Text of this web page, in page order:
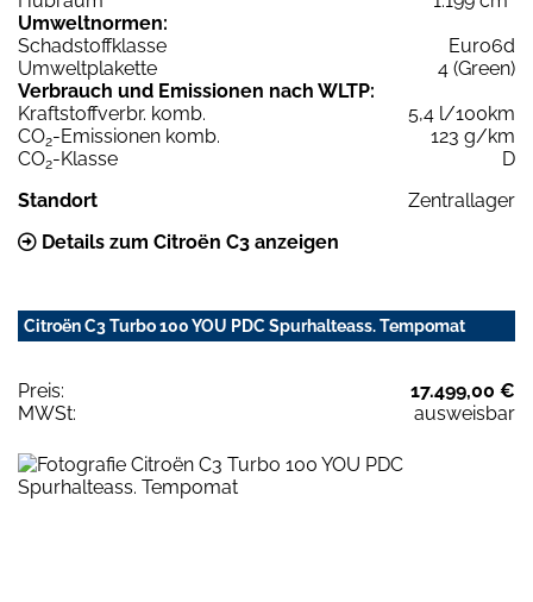
Umweltnormen:
Schadstoffklasse
Euro6d
Umweltplakette
4 (Green)
Verbrauch und Emissionen nach WLTP:
Kraftstoffverbr. komb.
5,4 l/100km
CO2-Emissionen komb.
123 g/km
CO2-Klasse
D
Standort
Zentrallager
Details zum Citroën C3 anzeigen
Citroën C3 Turbo 100 YOU PDC Spurhalteass. Tempomat
Preis:
17.499,00 €
MWSt:
ausweisbar